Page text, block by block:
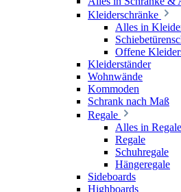
Kleiderschränke
Alles in
Offene
Kleiderständer
Wohnwände
Kommoden
Schrank nach Maß
Regale
Alles in Regale
Regale
Schuhregale
Hängeregale
Sideboards
Highboards